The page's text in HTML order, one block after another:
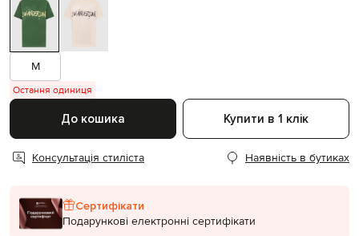
M
Остання одиниця
До кошика Купити в 1 клік
Консультація стиліста Наявність в бутиках
Сертифікати
Подарункові електронні сертифікати